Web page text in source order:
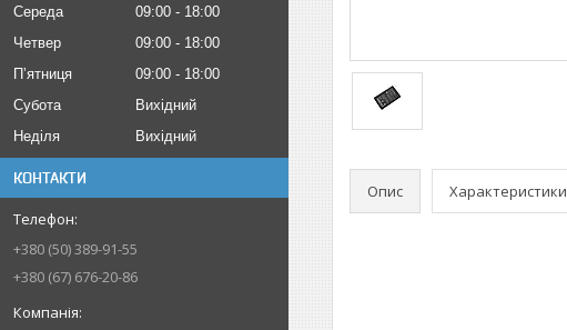
Середа
09:00
18:00
Четвер
09:00
18:00
Пʼятниця
09:00
18:00
Субота
Вихідний
Неділя
Вихідний
КОНТАКТИ
+380 (50) 389-91-55
+380 (67) 676-20-86
Опис Характеристики